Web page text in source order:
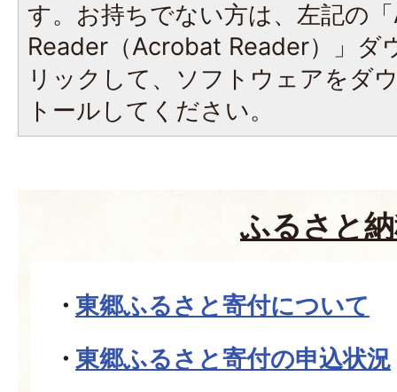
す。お持ちでない方は、左記の
Reader（Acrobat Reader）」ダ
リックして、ソフトウェアをダ
トールしてください。
ふるさと
東郷ふるさと寄付について
東郷ふるさと寄付の申込状況